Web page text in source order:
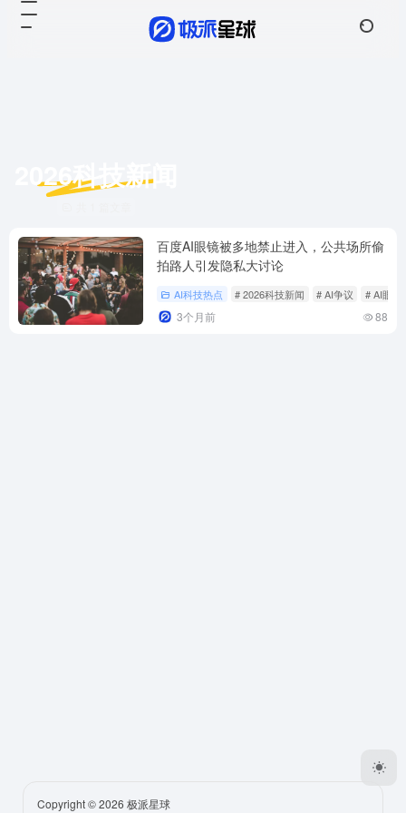
2026科技新闻
百度AI眼镜被多地禁止进入，公共场所偷
拍路人引发隐私大讨论
AI科技热点 # 2026科技新闻 # AI争议 # AI眼镜
3个月前 88
Copyright © 2026 极派星球